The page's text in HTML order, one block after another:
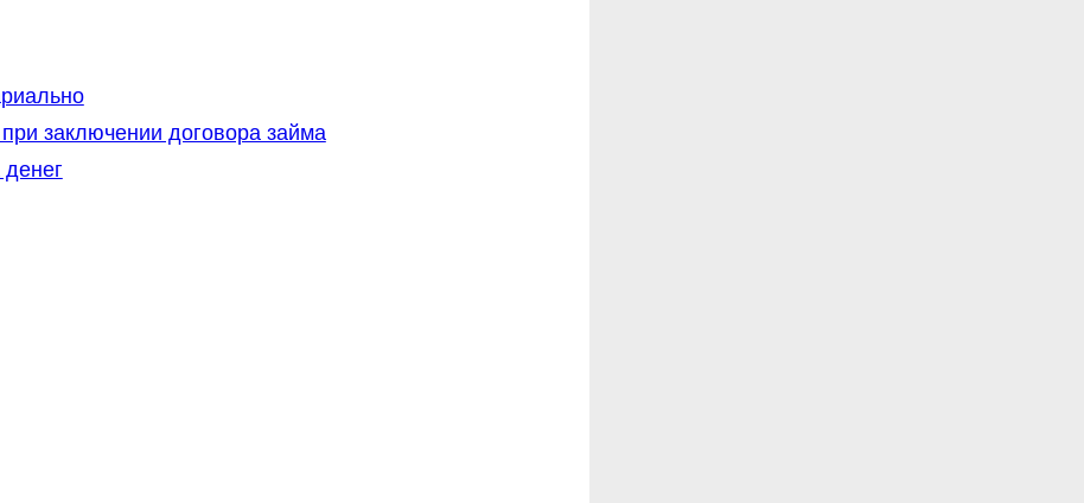
заключении договора займа